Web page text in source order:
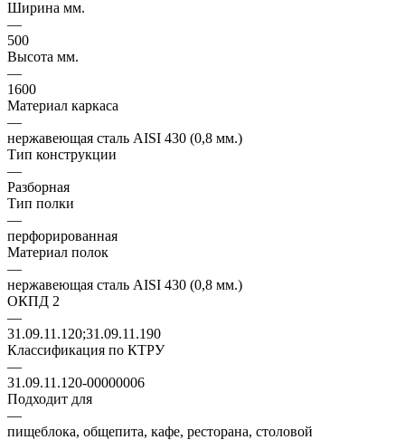
Ширина мм.
—
500
Высота мм.
—
1600
Материал каркаса
—
нержавеющая сталь AISI 430 (0,8 мм.)
Тип конструкции
—
Разборная
Тип полки
—
перфорированная
Материал полок
—
нержавеющая сталь AISI 430 (0,8 мм.)
ОКПД 2
—
31.09.11.120;31.09.11.190
Классификация по КТРУ
—
31.09.11.120-00000006
Подходит для
—
пищеблока, общепита, кафе, ресторана, столовой